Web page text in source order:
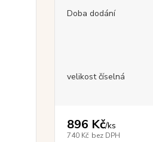
Doba dodání
velikost číselná
896 Kč/ks
740 Kč bez DPH